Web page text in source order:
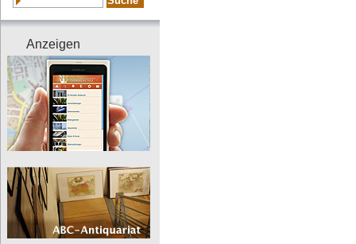
Anzeigen